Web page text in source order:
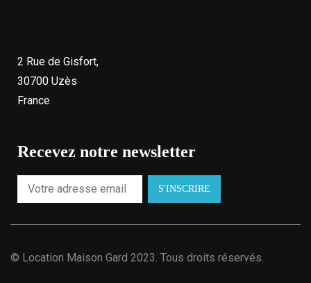
2 Rue de Gisfort,
30700 Uzès
France
Recevez notre newsletter
© Location Maison Gard 2023. Tous droits réservés.